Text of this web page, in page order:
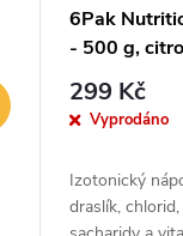
6Pak
- 500 g,
299 Kč
Vyprodáno
Izotonický
draslík,